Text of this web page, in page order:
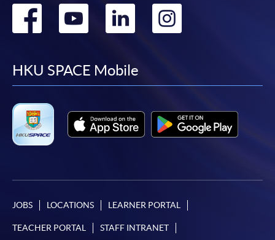
Go
facebook
Go
youtube
Go
linkedin
HKU SPACE Mobile
JOBS LOCATIONS LEARNER PORTAL
TEACHER PORTAL STAFF INTRANET